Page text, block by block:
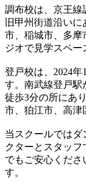
調布校は、京王線
旧甲州街道沿い
市、稲城市、多摩
ジオで見学スペー
登戸校は、2024
す。南武線登戸駅
徒歩3分の所にあ
市、狛江市、高津
当スクールではダ
クターとスタッ
でもご安心くださ
す。